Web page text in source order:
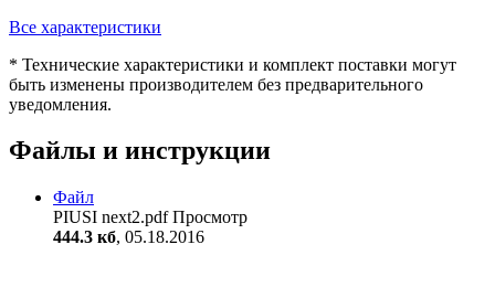
Все характеристики
* Технические характеристики и комплект поставки могут
быть изменены производителем без предварительного
уведомления.
Файлы и инструкции
Файл
PIUSI next2.pdf Просмотр
444.3 кб, 05.18.2016